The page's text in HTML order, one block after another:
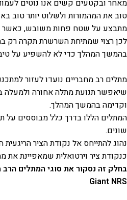
מאחר ובקטעים קשים אנו נוטים
טוב את המהמורות ולשלוט יותר טוב
מתבצע על שטח פחות משובש, כאשר
לכן רצוי שמתיחת השרשרת תקרה רק
בהמשך המהלך כדי לא להשפיע על טיב
מתלים רב מחבריים נועדו לעזור
שיאפשר תנועת מתלה אחורה ולמעלה
וקדימה בהמשך המהלך.
המתלים הללו בדרך כלל מבוססים על
שונים.
נהוג להתייחס אל נקודת הציר הריגעית
כנקודת ציר וירטואלית שמאפיינת את
בחלק זה נסקור את סוגי המתלים הרב
Giant NRS